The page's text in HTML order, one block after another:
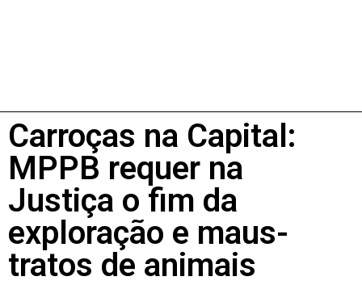
Carroças na Capital:
MPPB requer na
Justiça o fim da
exploração e maus-
tratos de animais